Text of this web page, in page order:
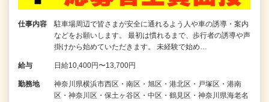
仕事内容
駐車場周辺で皆さまが安全に通れるよう人や車の誘導・案内
などをお願いします。 最初は慣れるまで、歩行者の誘導や声
掛けから始めていただきます。 未経験で始め…
給与 日給10,400円〜13,700円
勤務地
神奈川県横浜市西区・南区・旭区・港北区・戸塚区・港南
区・神奈川区・保土ヶ谷区・中区・鶴見区・神奈川県海老名